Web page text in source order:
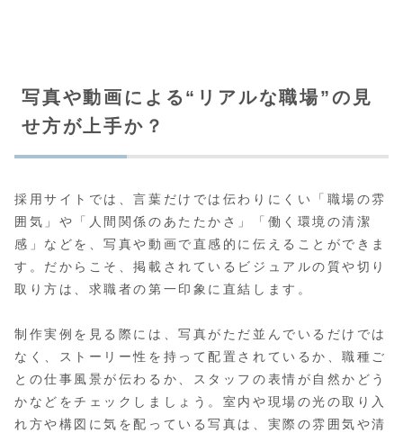
写真や動画による“リアルな職場”の見
せ方が上手か？
採用サイトでは、言葉だけでは伝わりにくい「職場の雰
囲気」や「人間関係のあたたかさ」「働く環境の清潔
感」などを、写真や動画で直感的に伝えることができま
す。だからこそ、掲載されているビジュアルの質や切り
取り方は、求職者の第一印象に直結します。
制作実例を見る際には、写真がただ並んでいるだけでは
なく、ストーリー性を持って配置されているか、職種ご
との仕事風景が伝わるか、スタッフの表情が自然かどう
かなどをチェックしましょう。室内や現場の光の取り入
れ方や構図に気を配っている写真は、実際の雰囲気や清